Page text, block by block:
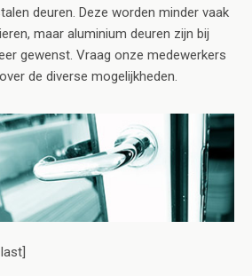
deuren. Deze worden minder vaak
maar aluminium deuren zijn bij
gewenst. Vraag onze medewerkers
de diverse mogelijkheden.